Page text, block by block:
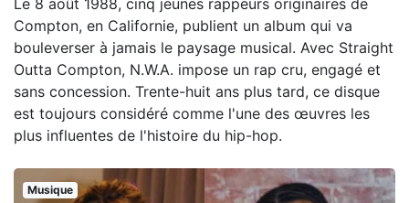
Compton, en Californie, publient un album qui va
bouleverser à jamais le paysage musical. Avec Straight
Outta Compton, N.W.A. impose un rap cru, engagé et
sans concession. Trente-huit ans plus tard, ce disque
est toujours considéré comme l'une des œuvres les
plus influentes de l'histoire du hip-hop.
Musique